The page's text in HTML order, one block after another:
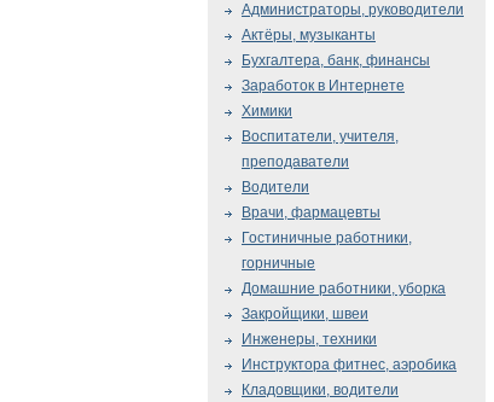
Администраторы, руководители
Актёры, музыканты
Бухгалтера, банк, финансы
Заработок в Интернете
Химики
Воспитатели, учителя,
преподаватели
Водители
Врачи, фармацевты
Гостиничные работники,
горничные
Домашние работники, уборка
Закройщики, швеи
Инженеры, техники
Инструктора фитнес, аэробика
Кладовщики, водители